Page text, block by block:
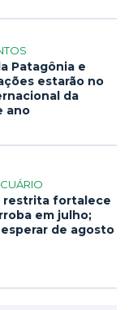
Patagônia e
estarão no
da
ano
restrita fortalece
em julho;
de agosto